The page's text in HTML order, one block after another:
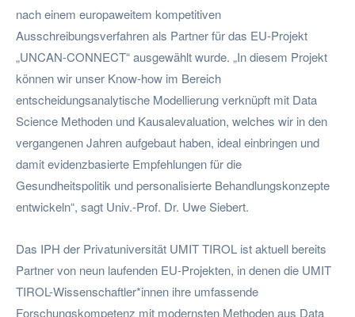
nach einem europaweitem kompetitiven
Ausschreibungsverfahren als Partner für das EU-Projekt
„UNCAN-CONNECT“ ausgewählt wurde. „In diesem Projekt
können wir unser Know-how im Bereich
entscheidungsanalytische Modellierung verknüpft mit Data
Science Methoden und Kausalevaluation, welches wir in den
vergangenen Jahren aufgebaut haben, ideal einbringen und
damit evidenzbasierte Empfehlungen für die
Gesundheitspolitik und personalisierte Behandlungskonzepte
entwickeln“, sagt Univ.-Prof. Dr. Uwe Siebert.
Das IPH der Privatuniversität UMIT TIROL ist aktuell bereits
Partner von neun laufenden EU-Projekten, in denen die UMIT
TIROL-Wissenschaftler*innen ihre umfassende
Forschungskompetenz mit modernsten Methoden aus Data